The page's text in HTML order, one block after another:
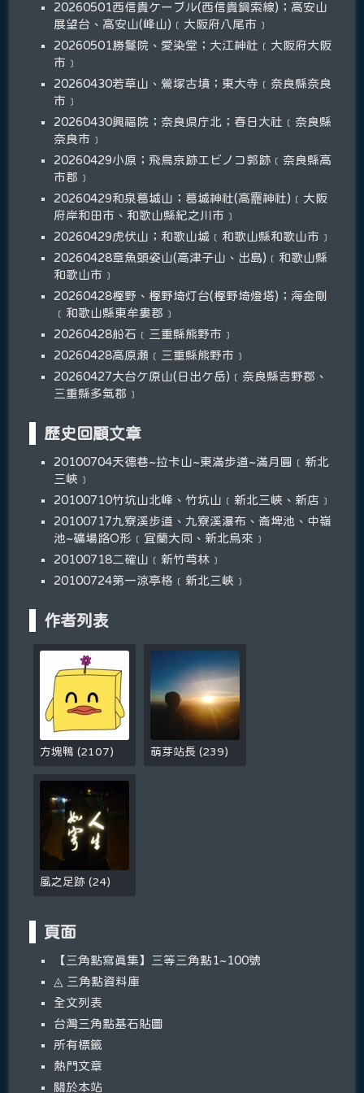
20260501西信貴ケーブル(西信貴鋼索線)；高安山
展望台、高安山(峰山)﹝大阪府八尾市﹞
20260501勝鬘院、愛染堂；大江神社﹝大阪府大阪
市﹞
20260430若草山、鶯塚古墳；東大寺﹝奈良縣奈良
市﹞
20260430興福院；奈良県庁北；春日大社﹝奈良縣
奈良市﹞
20260429小原；飛鳥京跡エビノコ郭跡﹝奈良縣高
市郡﹞
20260429和泉葛城山；葛城神社(高龗神社)﹝大阪
府岸和田市、和歌山縣紀之川市﹞
20260429虎伏山；和歌山城﹝和歌山縣和歌山市﹞
20260428章魚頭姿山(高津子山、出島)﹝和歌山縣
和歌山市﹞
20260428樫野、樫野埼灯台(樫野埼燈塔)；海金剛
﹝和歌山縣東牟婁郡﹞
20260428船石﹝三重縣熊野市﹞
20260428高原瀬﹝三重縣熊野市﹞
20260427大台ケ原山(日出ケ岳)﹝奈良縣吉野郡、
三重縣多氣郡﹞
歷史回顧文章
20100704天德巷~拉卡山~東滿步道~滿月圓﹝新北
三峽﹞
20100710竹坑山北峰、竹坑山﹝新北三峽、新店﹞
20100717九寮溪步道、九寮溪瀑布、崙埤池、中嶺
池~礦場路O形﹝宜蘭大同、新北烏來﹞
20100718二確山﹝新竹芎林﹞
20100724第一涼亭格﹝新北三峽﹞
作者列表
方塊鴨(2107) 萌芽站長(239)
風之足跡(24)
頁面
【三角點寫真集】三等三角點1~100號
◬ 三角點資料庫
全文列表
台灣三角點基石貼圖
所有標籤
熱門文章
關於本站